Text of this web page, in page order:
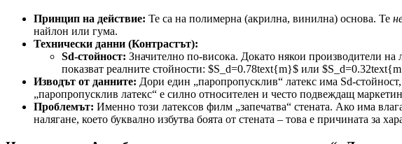
Принцип на действие: Те са на полимерна (акрилна, винилна) основа. Те
найлон или гума.
Технически данни (Контрастът):
Sd-стойност: Значително по-висока. Докато някои производители на
показват реалните стойности: $S_d=0.78text{m}$ или
Изводът от данните: Дори един „паропропусклив“ латекс има Sd-стойност,
„паропропусклив латекс“ е силно относителен и често подвеждащ
Проблемът: Именно този латексов филм „запечатва“ стената. Ако има
налягане, което буквално избутва боята от стената – това е причината за